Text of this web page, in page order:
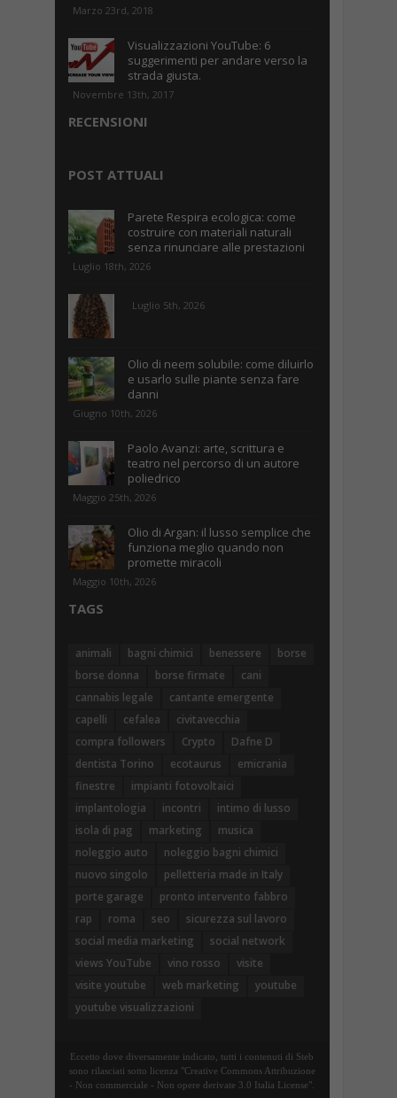
Marzo 23rd, 2018
Visualizzazioni YouTube: 6
suggerimenti per andare verso la
strada giusta.
Novembre 13th, 2017
RECENSIONI
POST ATTUALI
Parete Respira ecologica: come
costruire con materiali naturali
senza rinunciare alle prestazioni
Luglio 18th, 2026
Luglio 5th, 2026
Olio di neem solubile: come diluirlo
e usarlo sulle piante senza fare
danni
Giugno 10th, 2026
Paolo Avanzi: arte, scrittura e
teatro nel percorso di un autore
poliedrico
Maggio 25th, 2026
Olio di Argan: il lusso semplice che
funziona meglio quando non
promette miracoli
Maggio 10th, 2026
TAGS
animali bagni chimici benessere
borse
borse donna
borse firmate
cani
cannabis legale
cantante emergente
capelli
cefalea
civitavecchia
compra followers
Crypto
Dafne D
dentista Torino
ecotaurus
emicrania
finestre
impianti fotovoltaici
implantologia
incontri
intimo di lusso
isola di pag
marketing
musica
noleggio auto
noleggio bagni chimici
nuovo singolo
pelletteria made in Italy
porte garage
pronto intervento fabbro
rap
roma seo
sicurezza sul lavoro
social media marketing
social network
views YouTube
vino rosso
visite
visite youtube
web marketing
youtube
youtube visualizzazioni
Eccetto dove diversamente indicato, tutti i contenuti di Steb
sono rilasciati sotto licenza "Creative Commons Attribuzione
- Non commerciale - Non opere derivate 3.0 Italia License".